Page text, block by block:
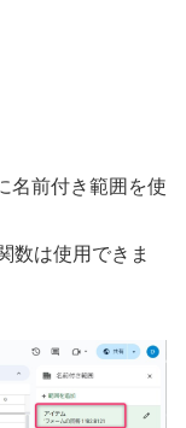
名前付き範囲を使
数は使用できま